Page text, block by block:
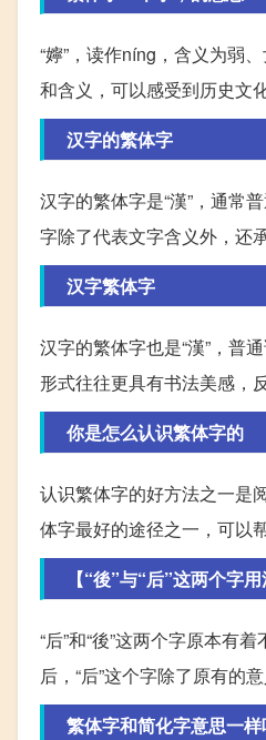
“嬣”，读作níng，含义为弱
和含义，可以感受到历史文
汉字的繁体字
汉字的繁体字是“漢”，通常
字除了代表文字含义外，还
汉字繁体字
汉字的繁体字也是“漢”，普
形式往往更具有书法美感，
你是怎么认识繁体字的
认识繁体字的好方法之一是
体字最好的途径之一，可以
【“後”与“后”这两个字
“后”和“後”这两个字原本有
后，“后”这个字除了原有的
繁体字和简化字意思一样